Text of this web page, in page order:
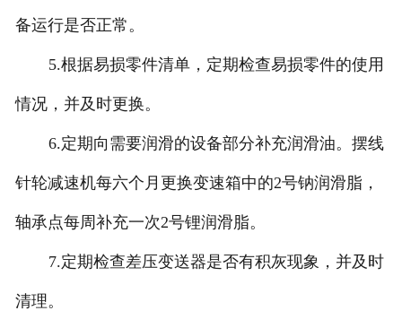
备运行是否正常。
5.根据易损零件清单，定期检查易损零件的使用
情况，并及时更换。
6.定期向需要润滑的设备部分补充润滑油。摆线
针轮减速机每六个月更换变速箱中的2号钠润滑脂，
轴承点每周补充一次2号锂润滑脂。
7.定期检查差压变送器是否有积灰现象，并及时
清理。